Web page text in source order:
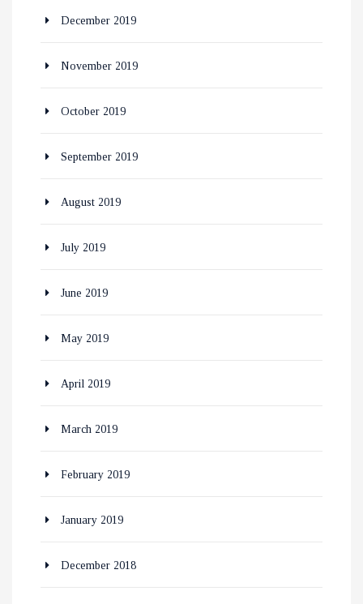
December 2019
November 2019
October 2019
September 2019
August 2019
July 2019
June 2019
May 2019
April 2019
March 2019
February 2019
January 2019
December 2018